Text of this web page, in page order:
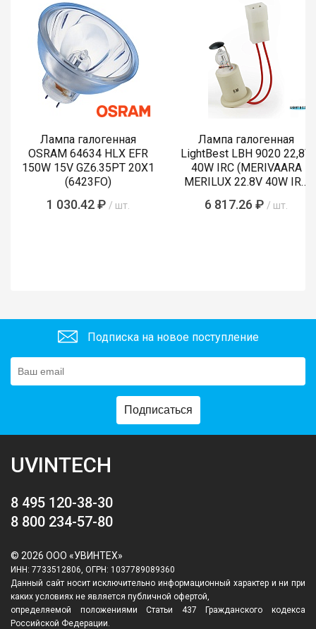
Лампа галогенная
OSRAM 64634 HLX EFR
150W 15V GZ6.35PT 20X1
(6423FO)
1 030.42 ₽ / шт.
Лампа галогенная
LightBest LBH 9020 22,8V
40W IRC (MERIVAARA
MERILUX 22.8V 40W IRC
6 817.26 ₽ / шт.
Подписка на новое поступление
Подписаться
UVINTECH
8 495 120-38-30
8 800 234-57-80
© 2026 ООО «УВИНТЕХ»
ИНН: 7733512806, ОГРН: 1037789089360
Данный сайт носит исключительно информационный характер и ни при
каких условиях не является публичной офертой,
определяемой положениями Статьи 437 Гражданского кодекса
Российской Федерации.